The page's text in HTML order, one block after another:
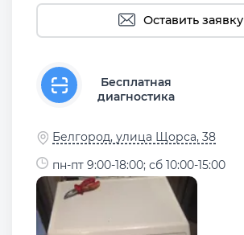
Оставить заявку
Бесплатная
диагностика
Белгород, улица Щорса, 38
пн-пт 9:00-18:00; сб 10:00-15:00